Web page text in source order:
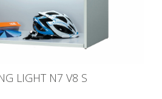
LIGHT N7 V8 S